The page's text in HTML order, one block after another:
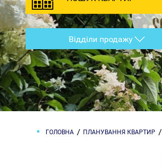
Відділи продажу
ГОЛОВНА ПЛАНУВАННЯ КВАРТИР